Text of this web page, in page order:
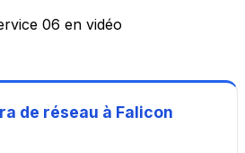
06 en vidéo
de réseau à Falicon